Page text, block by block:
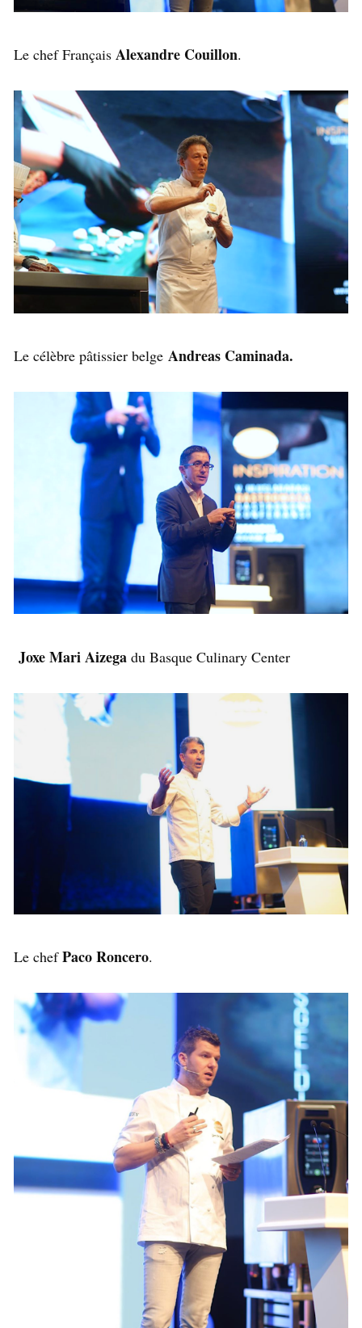
Le chef Français Alexandre Couillon.
Le célèbre pâtissier belge Andreas Caminada.
Joxe Mari Aizega du Basque Culinary Center
Le chefPaco Roncero.